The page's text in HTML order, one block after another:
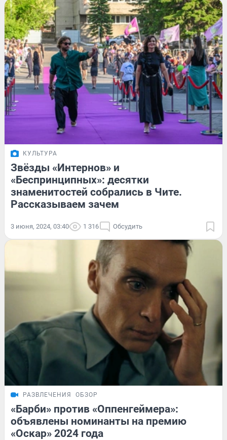
КУЛЬТУРА
Звёзды «Интернов» и
«Беспринципных»: десятки
знаменитостей собрались в Чите.
Рассказываем зачем
3 июня, 2024, 03:40 1 316 Обсудить
РАЗВЛЕЧЕНИЯ ОБЗОР
«Барби» против «Оппенгеймера»:
объявлены номинанты на премию
«Оскар» 2024 года